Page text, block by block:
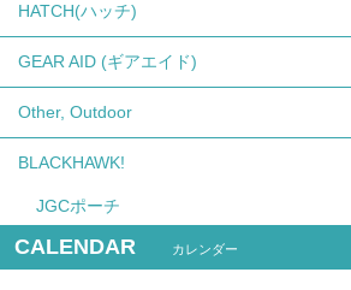
HATCH(ハッチ)
GEAR AID (ギアエイド)
Other, Outdoor
BLACKHAWK!
JGCポーチ
CALENDAR カレンダー